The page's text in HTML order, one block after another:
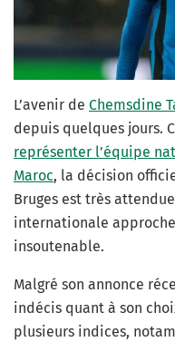
L’avenir de Chemsdine
depuis quelques jours.
représenter l’équipe
Maroc, la décision
Bruges est très
internationale
insoutenable.
Malgré son annonce
indécis quant à son
plusieurs indices,